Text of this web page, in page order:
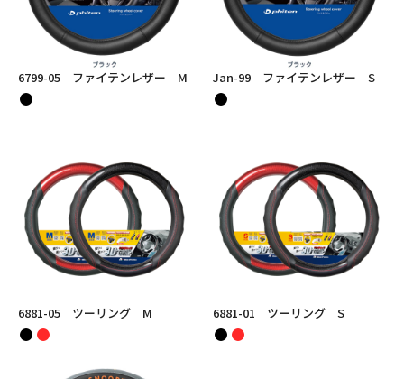
6799-05 ファイテンレザー M Jan-99 ファイテンレザー S
6881-05 ツーリング M 6881-01 ツーリング S